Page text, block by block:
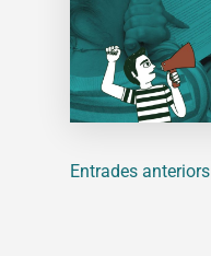
Entrades anteriors